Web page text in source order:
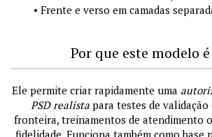
• Frente e verso em camadas
Por que este modelo
Ele permite criar rapidamente uma
PSD realistapara testes de validação
fronteira, treinamentos de atendimento